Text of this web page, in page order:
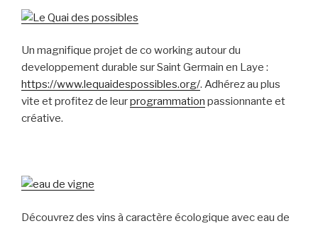
Un magnifique projet de co working autour du
developpement durable sur Saint Germain en Laye :
https://www.lequaidespossibles.org/. Adhérez au plus
vite et profitez de leurprogrammation passionnante et
créative.
Découvrez des vins à caractère écologique avec eau de